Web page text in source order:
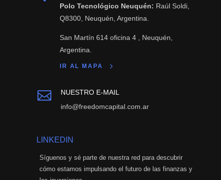
Polo Tecnológico Neuquén: Raúl Soldi,
Q8300, Neuquén, Argentina.
San Martín 614 oficina 4 , Neuquén,
Argentina.
IR AL MAPA

NUESTRO E-MAIL
info@freedomcapital.com.ar
LINKEDIN
Síguenos y sé parte de nuestra red para descubrir
cómo estamos impulsando el futuro de las finanzas y